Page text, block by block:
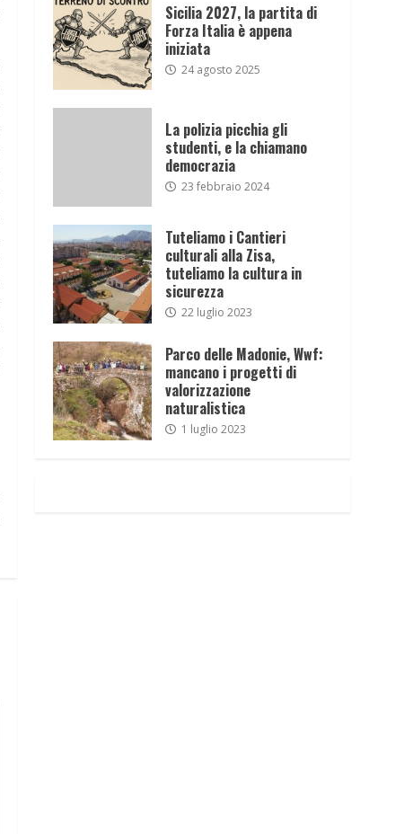
Sicilia 2027, la partita di
Forza Italia è appena
iniziata
24 agosto 2025
La polizia picchia gli
studenti, e la chiamano
democrazia
23 febbraio 2024
Tuteliamo i Cantieri
culturali alla Zisa,
tuteliamo la cultura in
sicurezza
22 luglio 2023
Parco delle Madonie, Wwf:
mancano i progetti di
valorizzazione
naturalistica
1 luglio 2023